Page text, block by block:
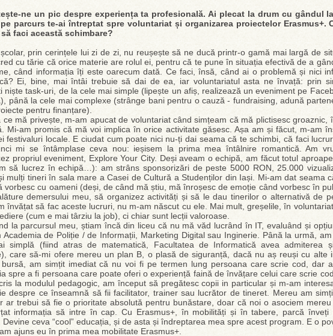
ne un pic despre experiența ta profesională. Ai plecat la drum cu gândul
pe parcurs te-ai întreptat spre voluntariat și organizarea proiectelor Erasmus+.
faci această schimbare?
prin cerințele lui zi de zi, nu reușește să ne ducă printr-o gamă mai largă de
cu tărie că orice materie are rolul ei, pentru că te pune în situația efectivă de a
când informația îți este oarecum dată. Ce faci, însă, când ai o problemă și nici
Ei, bine, mai întâi trebuie să dai de ea, iar voluntariatul asta ne învață: prin
niște task-uri, de la cele mai simple (lipește un afiș, realizează un eveniment pe
până la cele mai complexe (strânge bani pentru o cauză - fundraising, adună
pentru finanțare).
ce mă privește, m-am apucat de voluntariat când simțeam că mă plictisesc groaznic,
Mi-am promis că mă voi implica în orice activitate găsesc. Așa am și făcut, m-am
festivaluri locale. E ciudat cum poate nici nu-ți dai seama că te schimbi, că faci
mi se întâmplase ceva nou: ieșisem la prima mea întâlnire romantică. Am
propriul eveniment, Explore Your City. Deși aveam o echipă, am făcut totul
să lucrez în echipă…): am strâns sponsorizări de peste 5000 RON, 25.000
mulți tineri în sala mare a Casei de Cultură a Studenților din Iași. Mi-am dat seama
vorbesc cu oameni (deși, de când mă știu, mă înroșesc de emoție când vorbesc în
demersului meu, să organizez activități și să le dau tinerilor o alternativă de
învățat să fac aceste lucruri, nu m-am născut cu ele. Mai mult, greșelile, în
(cum e mai târziu la job), ci chiar sunt lecții valoroase.
la parcursul meu, știam încă din liceu că nu mă văd lucrând în IT, evaluând și
Academia de Poliție / de Informații, Marketing Digital sau Inginerie. Până la urmă,
simplă (fiind atras de matematică, Facultatea de Informatică avea admiterea
care să-mi ofere mereu un plan B, o plasă de siguranță, dacă nu aș reuși cu alte
bursă, am simțit imediat că nu voi fi pe termen lung persoana care scrie cod, dar
spre a fi persoana care poate oferi o experiență faină de învățare celui care scrie
la modulul pedagogic, am început să pregătesc copii in particular și m-am
despre ce înseamnă să fii facilitator, trainer sau lucrător de tineret. Mereu am
ar trebui să fie o prioritate absolută pentru bunăstare, doar că noi o asociem mereu
informația să intre în cap. Cu Erasmus+, în mobilități și în tabere, parcă înveți
Devine ceva “cool” educația, și de asta și îndreptarea mea spre acest program. E o
ajuns eu în prima mea mobilitate Erasmus+.